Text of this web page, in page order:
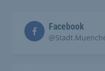
Facebook